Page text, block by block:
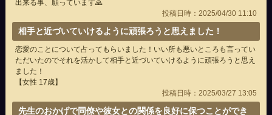
出来る事、願っています🙏
投稿日時：2025/04/30 11:10
相手と近づいていけるように頑張ろうと思えました！
恋愛のことについて占ってもらいました！いい所も悪いところも言ってい
ただいたのでそれを活かして相手と近づいていけるように頑張ろうと思え
ました！
【女性 17歳】
投稿日時：2025/03/27 13:05
先生のおかげで同僚や彼女との関係を良好に保つことができ